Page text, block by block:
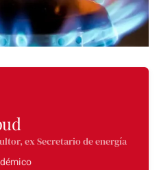
ex Secretario de energía